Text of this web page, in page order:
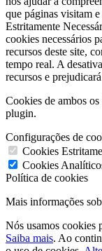
que páginas visitam
Estritamente
cookies necessários
recursos deste site,
tempo real. A
recursos e
Cookies de ambos
plugin.
Configurações de
Cookies
Cookies
Política de cookies
Mais informações
Nós usamos cookies
Saiba mais. Ao